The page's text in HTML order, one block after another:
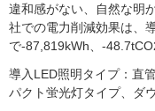
違和感がない、自然な明
社での電力削減効果は、
で-87,819kWh、-
導入LED照明タイプ：直
パクト蛍光灯タイプ、ダ